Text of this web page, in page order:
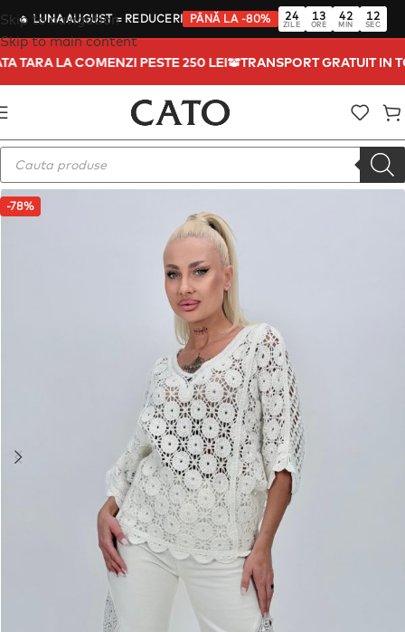
🔥 LUNA AUGUST= REDUCERI PÂNĂ LA -80% 24
ZILE
13
ORE
42
MIN
12
SEC
Skip to navigation
Skip to main content
TARA LA COMENZI PESTE 250 LEI TRANSPORT GRATUIT
-78%